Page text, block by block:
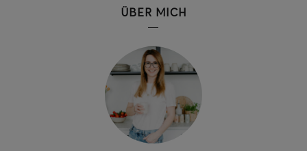
ÜBER MICH